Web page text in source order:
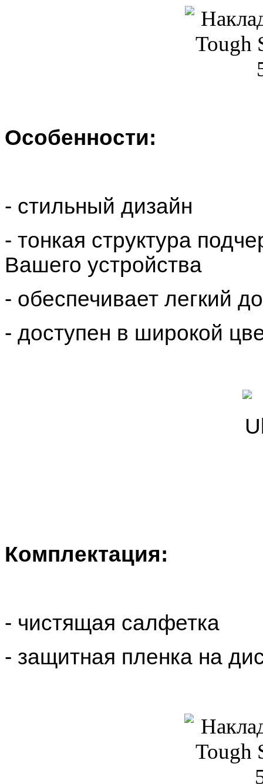
Особенности:
- стильный дизайн
- тонкая структура
Вашего устройства
- обеспечивает легкий
- доступен в широкой
Комплектация:
- чистящая салфетка
- защитная пленка на